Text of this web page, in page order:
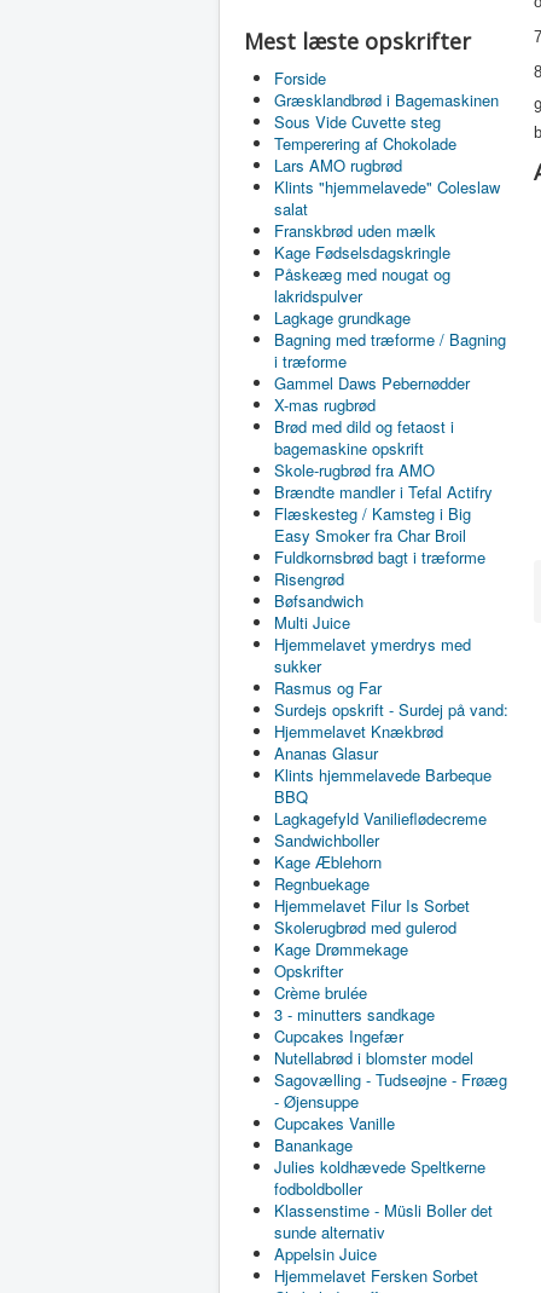
Mest læste opskrifter
Forside
Græsklandbrød i Bagemaskinen
Sous Vide Cuvette steg
Temperering af Chokolade
Lars AMO rugbrød
Klints "hjemmelavede" Coleslaw
salat
Franskbrød uden mælk
Kage Fødselsdagskringle
Påskeæg med nougat og
lakridspulver
Lagkage grundkage
Bagning med træforme / Bagning
i træforme
Gammel Daws Pebernødder
X-mas rugbrød
Brød med dild og fetaost i
bagemaskine opskrift
Skole-rugbrød fra AMO
Brændte mandler i Tefal Actifry
Flæskesteg / Kamsteg i Big
Easy Smoker fra Char Broil
Fuldkornsbrød bagt i træforme
Risengrød
Bøfsandwich
Multi Juice
Hjemmelavet ymerdrys med
sukker
Rasmus og Far
Surdejs opskrift - Surdej på vand:
Hjemmelavet Knækbrød
Ananas Glasur
Klints hjemmelavede Barbeque
BBQ
Lagkagefyld Vanilieflødecreme
Sandwichboller
Kage Æblehorn
Regnbuekage
Hjemmelavet Filur Is Sorbet
Skolerugbrød med gulerod
Kage Drømmekage
Opskrifter
Crème brulée
3 - minutters sandkage
Cupcakes Ingefær
Nutellabrød i blomster model
Sagovælling - Tudseøjne - Frøæg
- Øjensuppe
Cupcakes Vanille
Banankage
Julies koldhævede Speltkerne
fodboldboller
Klassenstime - Müsli Boller det
sunde alternativ
Appelsin Juice
Hjemmelavet Fersken Sorbet